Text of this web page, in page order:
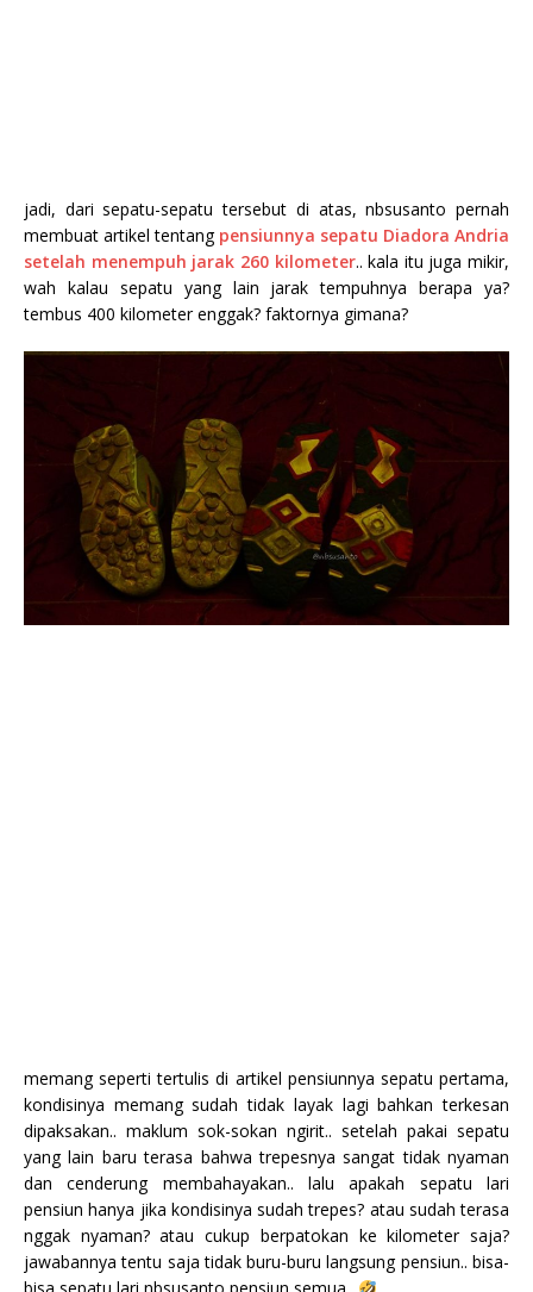
jadi, dari sepatu-sepatu tersebut di atas, nbsusanto pernah
membuat artikel tentang pensiunnya sepatu Diadora Andria
setelah menempuh jarak 260 kilometer.. kala itu juga mikir,
wah kalau sepatu yang lain jarak tempuhnya berapa ya?
tembus 400 kilometer enggak? faktornya gimana?
memang seperti tertulis di artikel pensiunnya sepatu pertama,
kondisinya memang sudah tidak layak lagi bahkan terkesan
dipaksakan.. maklum sok-sokan ngirit.. setelah pakai sepatu
yang lain baru terasa bahwa trepesnya sangat tidak nyaman
dan cenderung membahayakan.. lalu apakah sepatu lari
pensiun hanya jika kondisinya sudah trepes? atau sudah terasa
nggak nyaman? atau cukup berpatokan ke kilometer saja?
jawabannya tentu saja tidak buru-buru langsung pensiun.. bisa-